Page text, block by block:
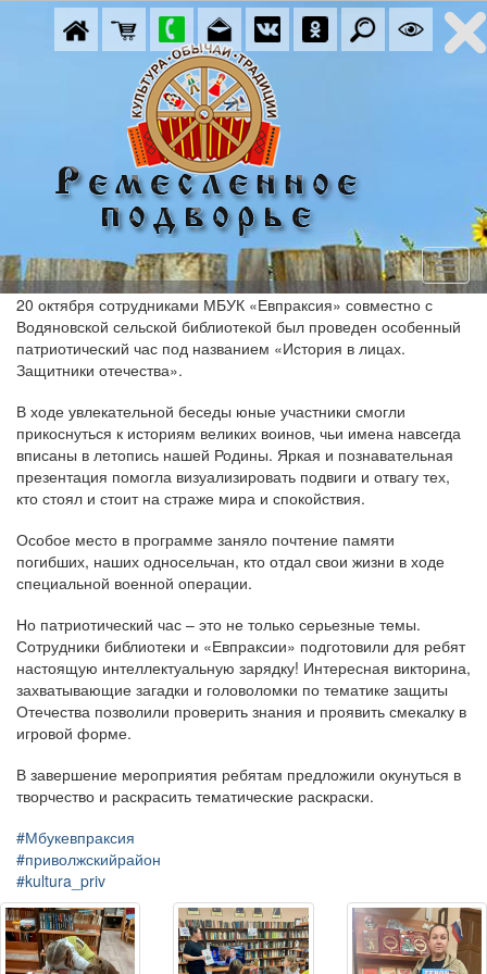
20 октября сотрудниками МБУК «Евпраксия» совместно с
Водяновской сельской библиотекой был проведен особенный
патриотический час под названием «История в лицах.
Защитники отечества».
В ходе увлекательной беседы юные участники смогли
прикоснуться к историям великих воинов, чьи имена навсегда
вписаны в летопись нашей Родины. Яркая и познавательная
презентация помогла визуализировать подвиги и отвагу тех,
кто стоял и стоит на страже мира и спокойствия.
Особое место в программе заняло почтение памяти
погибших, наших односельчан, кто отдал свои жизни в ходе
специальной военной операции.
Но патриотический час – это не только серьезные темы.
Сотрудники библиотеки и «Евпраксии» подготовили для ребят
настоящую интеллектуальную зарядку! Интересная викторина,
захватывающие загадки и головоломки по тематике защиты
Отечества позволили проверить знания и проявить смекалку в
игровой форме.
В завершение мероприятия ребятам предложили окунуться в
творчество и раскрасить тематические раскраски.
#Мбукевпраксия
#приволжскийрайон
#kultura_priv